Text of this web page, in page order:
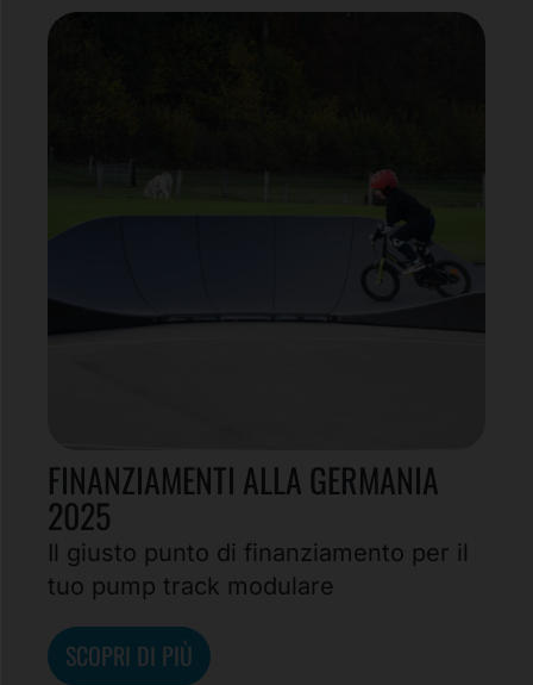
FINANZIAMENTI ALLA GERMANIA
2025
Il giusto punto di finanziamento per il
tuo pump track modulare
SCOPRI DI PIÙ